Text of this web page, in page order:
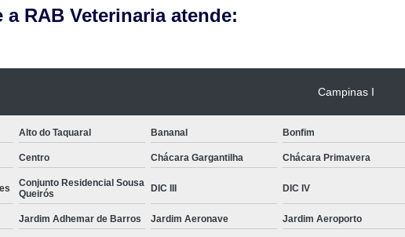
a RAB Veterinaria atende:
Campinas I
Alto do Taquaral Bananal Bonfim
Centro Chácara Gargantilha Chácara Primavera
Conjunto Residencial Sousa
Queirós
DIC III DIC IV
Jardim Adhemar de Barros Jardim Aeronave Jardim Aeroporto